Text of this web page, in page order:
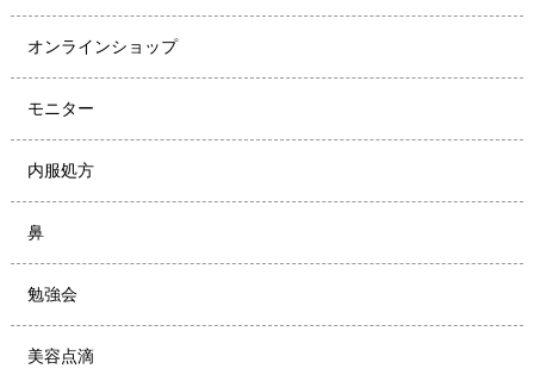
オンラインショップ
モニター
内服処方
鼻
勉強会
美容点滴